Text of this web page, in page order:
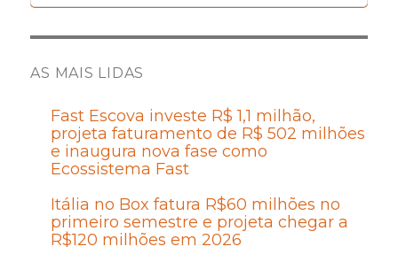
AS MAIS LIDAS
Fast Escova investe R$ 1,1 milhão,
projeta faturamento de R$ 502 milhões
e inaugura nova fase como
Ecossistema Fast
Itália no Box fatura R$60 milhões no
primeiro semestre e projeta chegar a
R$120 milhões em 2026